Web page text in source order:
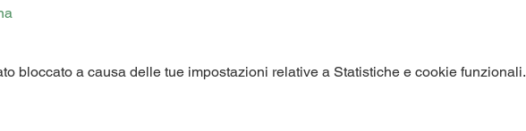
bloccato a causa delle tue impostazioni relative a Statistiche e cookie funzionali.